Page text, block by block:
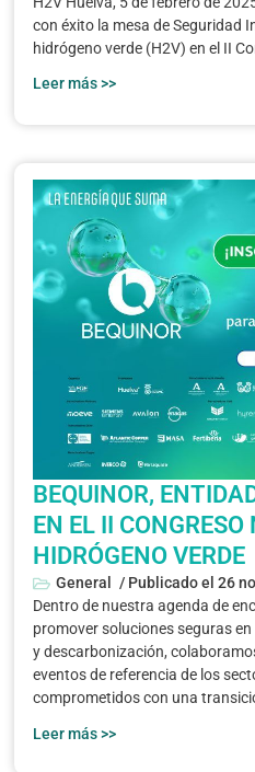
con éxito la mesa de Seguridad
hidrógeno verde (H2V) en el II
Leer más >>
BEQUINOR,
EN EL II
HIDRÓGENO VERDE
General / Publicado el 26
Dentro de nuestra agenda de
promover soluciones seguras
y descarbonización,
eventos de referencia de los
comprometidos con una
Leer más >>